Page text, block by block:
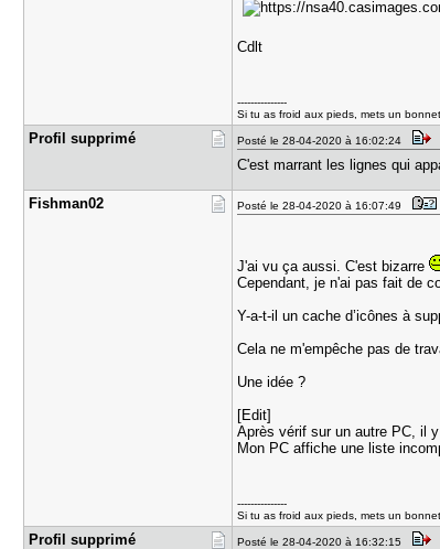
Cdlt
---------------
Si tu as froid aux pieds, mets un bonnet.
Profil sup​primé Posté le 28-04-2020 à 16:02:24
C'est marrant les lignes qui
Fishman02 Posté le 28-04-2020 à 16:07:49
J'ai vu ça aussi. C'est bizarre
Cependant, je n'ai pas fait de
Y-a-t-il un cache d’icônes à
Cela ne m'empêche pas de
Une idée ?
[Edit]
Après vérif sur un autre PC, il
Mon PC affiche une liste
---------------
Si tu as froid aux pieds, mets un bonnet.
Profil sup​primé Posté le 28-04-2020 à 16:32:15